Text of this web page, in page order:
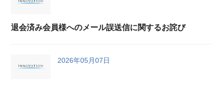
退会済み会員様へのメール誤送信に関するお詫び
2026年05月07日